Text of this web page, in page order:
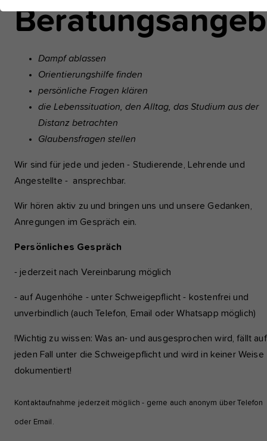
Dampf ablassen
Orientierungshilfe finden
persönliche Fragen klären
die Lebenssituation, den Alltag, das Studium aus der
Distanz betrachten
Glaubensfragen stellen
Wir sind für jede und jeden - Studierende, Lehrende und
Angestellte - ansprechbar.
Wir hören aktiv zu und bringen uns und unsere Gedanken,
Anregungen im Gespräch ein.
Persönliches Gespräch
- jederzeit nach Vereinbarung möglich
- auf Augenhöhe - unter Schweigepflicht - kostenfrei und
unverbindlich (auch Telefon, Email oder Whatsapp möglich)
!Wichtig zu wissen: Was an- und ausgesprochen wird, fällt auf
jeden Fall unter die Schweigepflicht und wird in keiner Weise
dokumentiert!
Kontaktaufnahme jederzeit möglich - gerne auch anonym über Telefon
oder Email.
einwandfrei funktioniert.
Analyse und Performance
zugehörige Cookies. Es hilft uns die Nutzererfahrung der
verbessern.
Name etracker
Zweck
analytisches Tracking und zugehörige
hilft uns die Nutzererfahrung der Website zu
Cookie-Informationen anzeigen
Wir verwenden auf unserer Website externe Inhalte, um Ihnen
zusätzliche Informationen anzubieten, wie Google Maps oder